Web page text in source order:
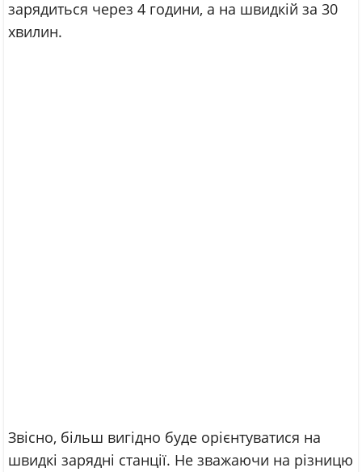
зарядиться через 4 години, а на швидкій за 30
хвилин.
Звісно, більш вигідно буде орієнтуватися на
швидкі зарядні станції. Не зважаючи на різницю